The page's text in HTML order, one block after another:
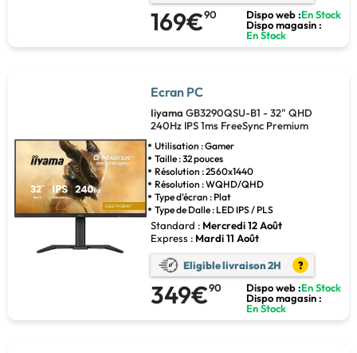
169€90 Dispo web :En Stock
Dispo magasin :
En Stock
Ecran PC
Iiyama GB3290QSU-B1 - 32" QHD
240Hz IPS 1ms FreeSync Premium
Utilisation : Gamer
Taille : 32 pouces
Résolution : 2560x1440
Résolution : WQHD/QHD
Type d'écran : Plat
Type de Dalle : LED IPS / PLS
Standard : Mercredi 12 Août
Express : Mardi 11 Août
Eligible livraison 2H ?
349€90 Dispo web :En Stock
Dispo magasin :
En Stock